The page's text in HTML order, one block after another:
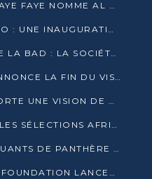
SÉNÉGAL : BASSIROU DIOMAYE FAYE NOMME AL AMINOU LÔ PREMIER MINISTRE
MUSÉE NATIONAL DU CONGO : UNE INAUGURATION PORTEUSE D’ESPOIR POUR LA CULTURE
ASSEMBLÉES ANNUELLES DE LA BAD : LA SOCIÉTÉ CIVILE CONGOLAISE À LA RECHERCHE DE PARTENAIRES POUR SES PROJETS
DENIS SASSOU-NGUESSO ANNONCE LA FIN DU VISA POUR LES AFRICAINS EN 2027
OIF : LE DR. COUMBA BÂ PORTE UNE VISION DE DIALOGUE, DE STABILITÉ ET DE RÉFORME À LA TÊTE
ÉLIMINATOIRES CAN 2027 : LES SÉLECTIONS AFRICAINES CONNAISSENT LEURS ADVERSAIRES
QUATRE PRÉSUMÉS TRAFIQUANTS DE PANTHÈRE ARRÊTÉS À EWO
EWAWA PLUS ET L’ARCHER FOUNDATION LANCENT UN CAMP DE BASKET POUR LES JEUNES À BRAZZAVILLE